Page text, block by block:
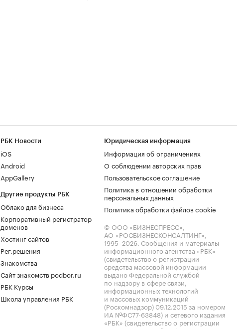
РБК Новости
iOS
Android
AppGallery
Другие продукты РБК
Облако для бизнеса
Корпоративный регистратор
доменов
Хостинг сайтов
Рег.решения
Знакомства
Сайт знакомств podbor.ru
РБК Курсы
Школа управления РБК
Юридическая информация
Информация об ограничениях
О соблюдении авторских прав
Пользовательское соглашение
Политика в отношении обработки
персональных данных
Политика обработки файлов cookie
© ООО «БИЗНЕСПРЕСС»,
АО «РОСБИЗНЕСКОНСАЛТИНГ»,
1995–2026. Сообщения и материалы
информационного агентства «РБК»
(свидетельство о регистрации
средства массовой информации
выдано Федеральной службой
по надзору в сфере связи,
информационных технологий
и массовых коммуникаций
(Роскомнадзор) 09.12.2015 за номером
ИА №ФС77-63848) и сетевого издания
«РБК» (свидетельство о регистрации